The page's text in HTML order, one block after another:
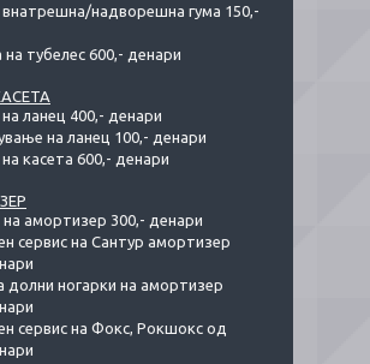
надворешна гума 150,-
тубелес 600,- денари
ланец 400,- денари
на ланец 100,- денари
касета 600,- денари
амортизер 300,- денари
сервис на Сантур амортизер
долни ногарки на амортизер
сервис на Фокс, Рокшокс од